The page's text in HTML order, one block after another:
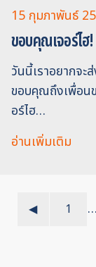
15 กุมภาพันธ์
ขอบคุณเจอร์ไฮ!
วันนี้เราอยากจะ
ขอบคุณถึงเพื่อนข
อร์ไฮ…
อ่านเพิ่มเติม
◀︎ 1 …